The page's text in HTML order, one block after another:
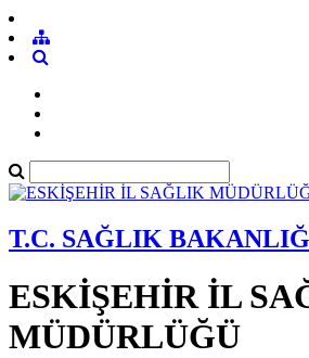
T.C. SAĞLIK
ESKİŞEHİR İL
MÜDÜRLÜĞÜ